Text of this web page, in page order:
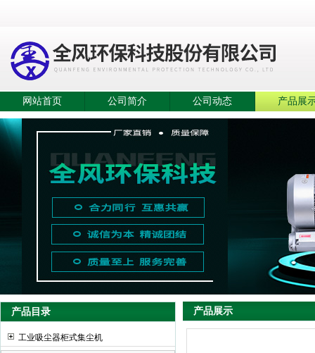
网站首页 公司简介 公司动态 产品展
产品目录
工业吸尘器柜式集尘机
产品展示